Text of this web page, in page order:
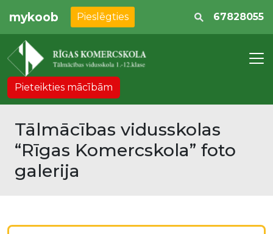
mykoob Pieslēgties 67828055
Pieteikties mācībām
Tālmācības vidusskolas
“Rīgas Komercskola” foto
galerija